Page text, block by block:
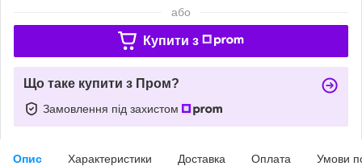
або
Купити з
Що таке купити з Пром?
Замовлення під захистом
Опис Характеристики Доставка Оплата Умови